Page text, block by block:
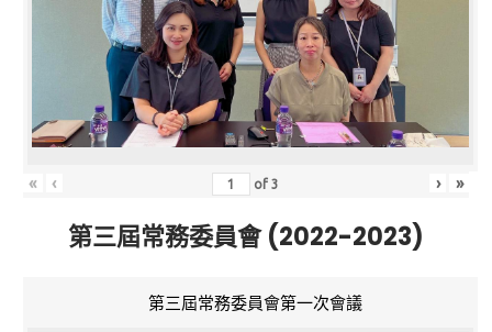
« ‹ of3 › »
第三屆常務委員會 (2022-2023)
第三屆常務委員會第一次會議